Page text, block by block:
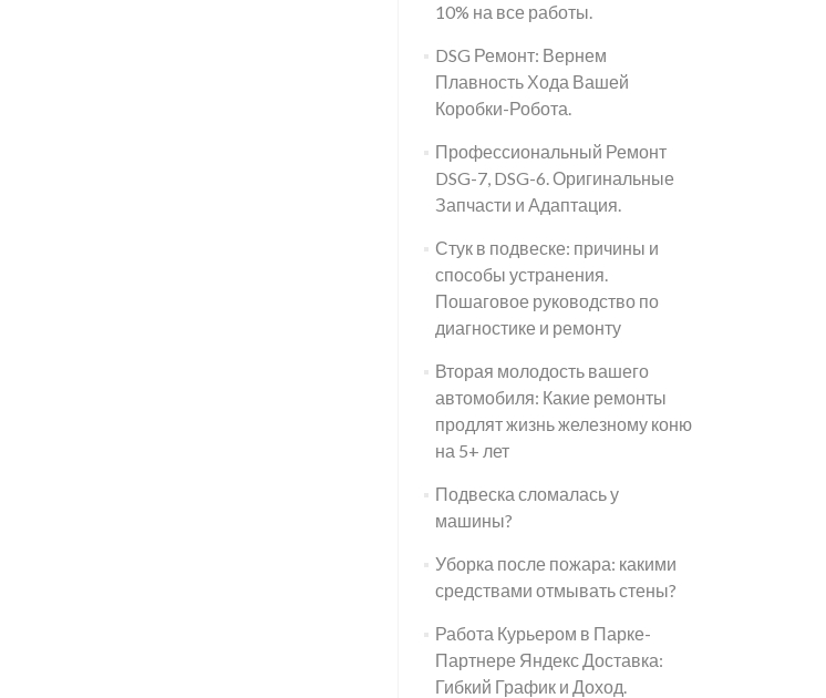
10% на все работы.
DSG Ремонт: Вернем
Плавность Хода Вашей
Коробки-Робота.
Профессиональный Ремонт
DSG-7, DSG-6. Оригинальные
Запчасти и Адаптация.
Стук в подвеске: причины и
способы устранения.
Пошаговое руководство по
диагностике и ремонту
Вторая молодость вашего
автомобиля: Какие ремонты
продлят жизнь железному коню
на 5+ лет
Подвеска сломалась у
машины?
Уборка после пожара: какими
средствами отмывать стены?
Работа Курьером в Парке-
Партнере Яндекс Доставка:
Гибкий График и Доход.